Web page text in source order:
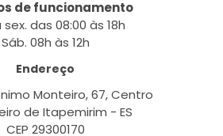
de funcionamento
sex. das 08:00 às 18h
Sáb. 08h às 12h
Endereço
Monteiro, 67, Centro
de Itapemirim - ES
CEP 29300170